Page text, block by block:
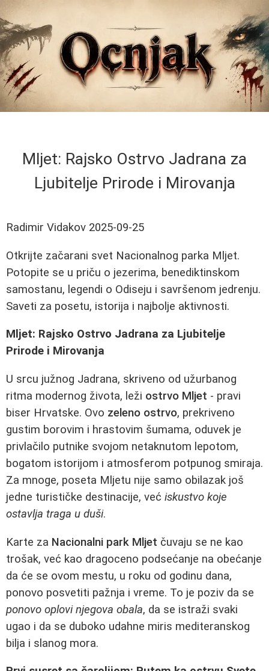
Mljet: Rajsko Ostrvo Jadrana za
Ljubitelje Prirode i Mirovanja
Radimir Vidakov 2025-09-25
Otkrijte začarani svet Nacionalnog parka Mljet.
Potopite se u priču o jezerima, benediktinskom
samostanu, legendi o Odiseju i savršenom jedrenju.
Saveti za posetu, istorija i najbolje aktivnosti.
Mljet: Rajsko Ostrvo Jadrana za Ljubitelje
Prirode i Mirovanja
U srcu južnog Jadrana, skriveno od užurbanog
ritma modernog života, leži ostrvo Mljet - pravi
biser Hrvatske. Ovo zeleno ostrvo, prekriveno
gustim borovim i hrastovim šumama, oduvek je
privlačilo putnike svojom netaknutom lepotom,
bogatom istorijom i atmosferom potpunog smiraja.
Za mnoge, poseta Mljetu nije samo obilazak još
jedne turističke destinacije, već iskustvo koje
ostavlja traga u duši.
Karte za Nacionalni park Mljet čuvaju se ne kao
trošak, već kao dragoceno podsećanje na obećanje
da će se ovom mestu, u roku od godinu dana,
ponovo posvetiti pažnja i vreme. To je poziv da se
ponovo oplovi njegova obala, da se istraži svaki
ugao i da se duboko udahne miris mediteranskog
bilja i slanog mora.